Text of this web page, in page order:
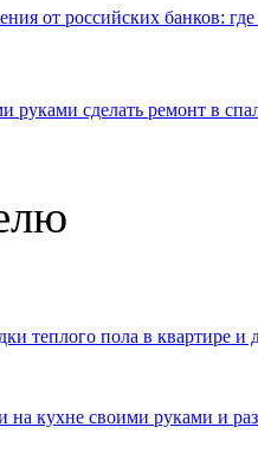
от российских банков:
руками сделать ремонт в
теплого пола в квартире и
на кухне своими руками и